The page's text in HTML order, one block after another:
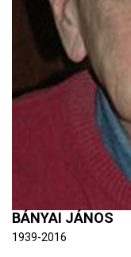
BÁNYAI JÁNOS
1939-2016